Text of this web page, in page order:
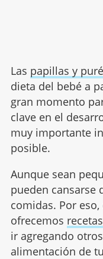
Las papillas y
dieta del bebé a
gran momento
clave en el
muy importante
posible.
Aunque sean
pueden cansarse
comidas. Por eso,
ofrecemos recetas
ir agregando
alimentación de